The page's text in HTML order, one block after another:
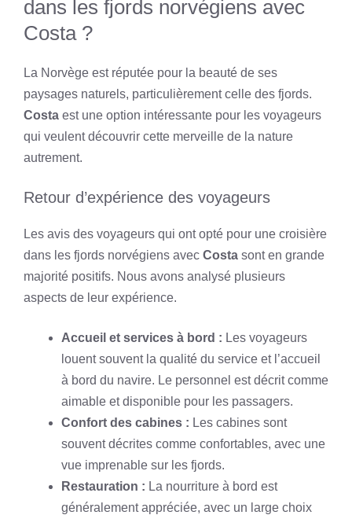
dans les fjords norvégiens avec
Costa ?
La Norvège est réputée pour la beauté de ses
paysages naturels, particulièrement celle des fjords.
Costa est une option intéressante pour les voyageurs
qui veulent découvrir cette merveille de la nature
autrement.
Retour d’expérience des voyageurs
Les avis des voyageurs qui ont opté pour une croisière
dans les fjords norvégiens avec Costa sont en grande
majorité positifs. Nous avons analysé plusieurs
aspects de leur expérience.
Accueil et services à bord : Les voyageurs
louent souvent la qualité du service et l’accueil
à bord du navire. Le personnel est décrit comme
aimable et disponible pour les passagers.
Confort des cabines : Les cabines sont
souvent décrites comme confortables, avec une
vue imprenable sur les fjords.
Restauration : La nourriture à bord est
généralement appréciée, avec un large choix